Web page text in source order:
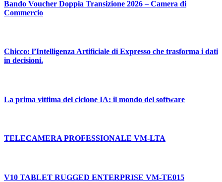
Bando Voucher Doppia Transizione 2026 – Camera di
Commercio
Chicco: l’Intelligenza Artificiale di Expresso che trasforma i dati
in decisioni.
La prima vittima del ciclone IA: il mondo del software
TELECAMERA PROFESSIONALE VM-LTA
V10 TABLET RUGGED ENTERPRISE VM-TE015